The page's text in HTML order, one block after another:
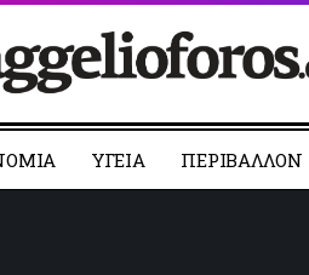
YΓΕΙΑ ΠΕΡΙΒΑΛΛΟΝ